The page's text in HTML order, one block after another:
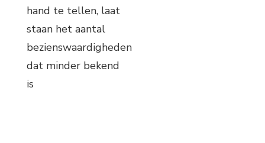
hand te tellen, laat
staan het aantal
bezienswaardigheden
dat minder bekend
is